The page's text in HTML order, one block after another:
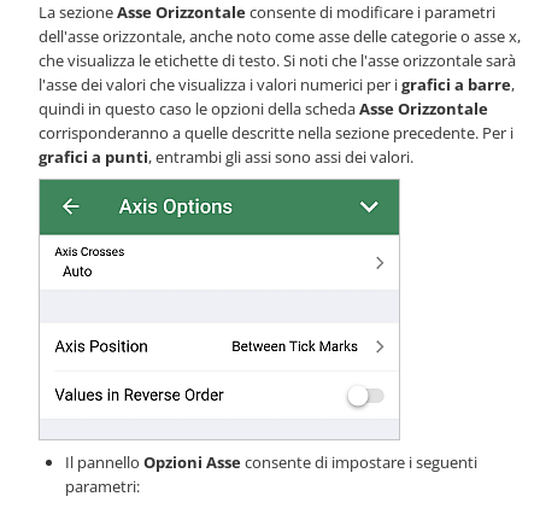
La sezioneAsse Orizzontaleconsente di modificare i parametri
dell'asse orizzontale, anche noto come asse delle categorie o asse x,
che visualizza le etichette di testo. Si noti che l'asse orizzontale sarà
l'asse dei valori che visualizza i valori numerici per igrafici a barre,
quindi in questo caso le opzioni della schedaAsse Orizzontale
corrisponderanno a quelle descritte nella sezione precedente. Per i
grafici a punti, entrambi gli assi sono assi dei valori.
Il pannello Opzioni Asseconsente di impostare i seguenti
parametri: